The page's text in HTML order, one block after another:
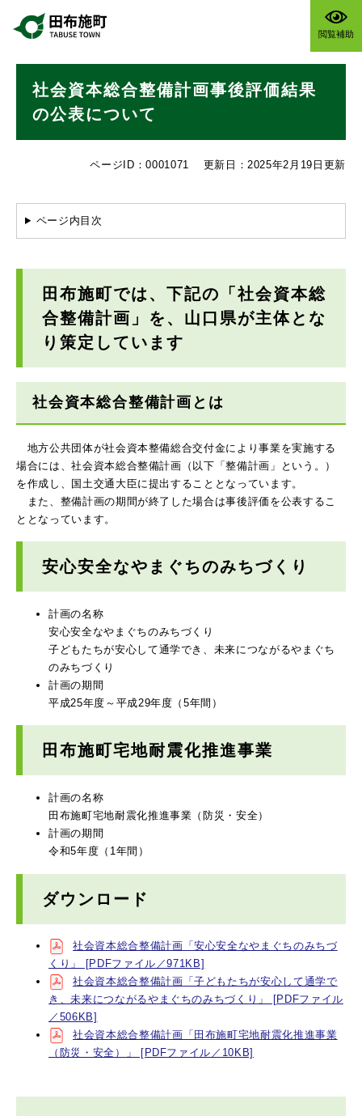
閲覧補助
社会資本総合整備計画事後評価結果
の公表について
ページID：0001071 更新日：2025年2月19日更新
ページ内目次
田布施町では、下記の「社会資本総
合整備計画」を、山口県が主体とな
り策定しています
社会資本総合整備計画とは
地方公共団体が社会資本整備総合交付金により事業を実施する
場合には、社会資本総合整備計画（以下「整備計画」という。）
を作成し、国土交通大臣に提出することとなっています。
また、整備計画の期間が終了した場合は事後評価を公表するこ
ととなっています。
安心安全なやまぐちのみちづくり
計画の名称
安心安全なやまぐちのみちづくり
子どもたちが安心して通学でき、未来につながるやまぐち
のみちづくり
計画の期間
平成25年度～平成29年度（5年間）
田布施町宅地耐震化推進事業
計画の名称
田布施町宅地耐震化推進事業（防災・安全）
計画の期間
令和5年度（1年間）
ダウンロード
社会資本総合整備計画「安心安全なやまぐちのみちづ
くり」 [PDFファイル／971KB]
社会資本総合整備計画「子どもたちが安心して通学で
き、未来につながるやまぐちのみちづくり」 [PDFファイル
／506KB]
社会資本総合整備計画「田布施町宅地耐震化推進事業
（防災・安全）」 [PDFファイル／10KB]